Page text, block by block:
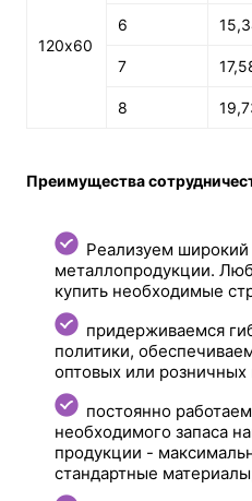
120х60
6
7
8
Преимущества
Реализуем широкий
металлопродукции.
купить необходимые
придерживаемся
политики,
оптовых или розничных
постоянно
необходимого запаса
продукции -
стандартные